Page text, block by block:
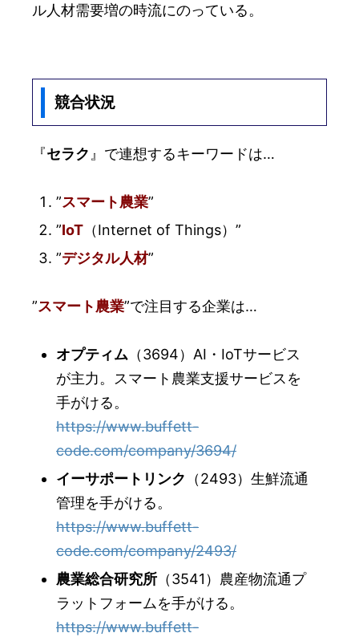
ル人材需要増の時流にのっている。
競合状況
『セラク 』で連想するキーワードは…
”スマート農業”
”IoT （Internet of Things）”
”デジタル人材”
”スマート農業”で注目する企業は…
オプティム （3694）AI・IoTサービス
が主力。スマート農業支援サービスを
手がける。
https://www.buffett-
code.com/company/3694/
イーサポートリンク （2493）生鮮流通
管理を手がける。
https://www.buffett-
code.com/company/2493/
農業総合研究所 （3541）農産物流通プ
ラットフォームを手がける。
https://www.buffett-